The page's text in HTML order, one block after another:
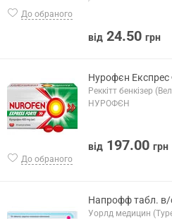
До обраного
від 24.50 грн
До обраного
Нурофєн
Реккітт бенкізер
НУРОФЄН
від 197.00 грн
Напрофф табл.
Уорлд медицин